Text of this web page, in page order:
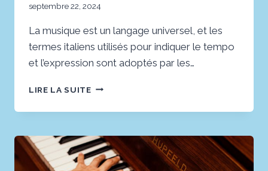
septembre 22, 2024
La musique est un langage universel, et les
termes italiens utilisés pour indiquer le tempo
et l’expression sont adoptés par les…
LIRE LA SUITELES
TERMES
DES
MOUVEMENTS
MUSICAUX